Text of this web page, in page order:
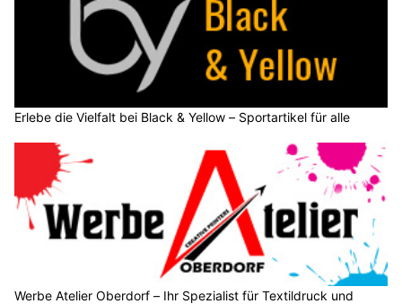
Erlebe die Vielfalt bei Black & Yellow – Sportartikel für alle
Werbe Atelier Oberdorf – Ihr Spezialist für Textildruck und